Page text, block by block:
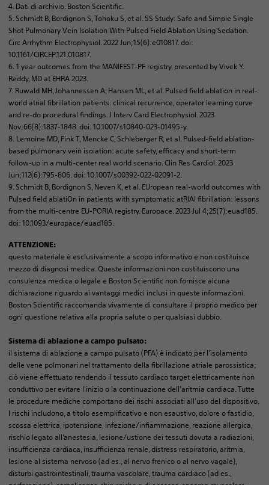
4. Dati di archivio. Boston Scientific.
5. Schmidt B, Bordignon S, Tohoku S, et al. 5S Study: Safe and Simple Single
Shot Pulmonary Vein Isolation With Pulsed Field Ablation Using Sedation.
Circ Arrhythm Electrophysiol. 2022 Jun;15(6):e010817. doi:
10.1161/CIRCEP.121.010817.
6. 1 year outcomes from the MANIFEST-PF registry, presented by Vivek Y.
Reddy, MD at EHRA 2023.
7. Ruwald MH, Johannessen A, Hansen ML, et al. Pulsed field ablation in real-
world atrial fibrillation patients: clinical recurrence, operator learning curve
and re-do procedural findings. J Interv Card Electrophysiol. 2023
Nov;66(8):1837-1848. doi: 10.1007/s10840-023-01495-y.
8. Lemoine MD, Fink T, Mencke C, Schleberger R, et al. Pulsed-field ablation-
based pulmonary vein isolation: acute safety, efficacy and short-term
follow-up in a multi-center real world scenario. Clin Res Cardiol. 2023
Jun;112(6):795-806. doi: 10.1007/s00392-022-02091-2.
9. Schmidt B, Bordignon S, Neven K, et al. EUropean real-world outcomes with
Pulsed field ablatiOn in patients with symptomatic atRIAl fibrillation: lessons
from the multi-centre EU-PORIA registry. Europace. 2023 Jul 4;25(7):euad185.
doi: 10.1093/europace/euad185.
ATTENZIONE:
questo materiale è esclusivamente a scopo informativo e non costituisce
mezzo di diagnosi medica. Queste informazioni non costituiscono una
consulenza medica o legale e Boston Scientific non fornisce alcuna
dichiarazione riguardo ai vantaggi medici inclusi in queste informazioni.
Boston Scientific raccomanda vivamente di consultare il proprio medico per
ogni questione relativa alla propria salute o per qualsiasi dubbio.
Sistema di ablazione a campo pulsato:
il sistema di ablazione a campo pulsato (PFA) è indicato per l'isolamento
delle vene polmonari nel trattamento della fibrillazione atriale parossistica;
ciò viene effettuato rendendo il tessuto cardiaco target elettricamente non
conduttivo per evitare l'inizio o la continuazione dell'aritmia cardiaca. Tutte
le procedure mediche comportano dei rischi associati all'uso del dispositivo.
I rischi includono, a titolo esemplificativo e non esaustivo, dolore o fastidio,
scossa elettrica, ipotensione, infezione/infiammazione, reazione allergica,
rischio legato all’anestesia, lesione/ustione dei tessuti dovuta a radiazioni,
insufficienza cardiaca, insufficienza renale, distress respiratorio, aritmia,
lesione al sistema nervoso (ad es., al nervo frenico o al nervo vagale),
disturbi gastrointestinali, trauma vascolare, trauma cardiaco (ad es.,